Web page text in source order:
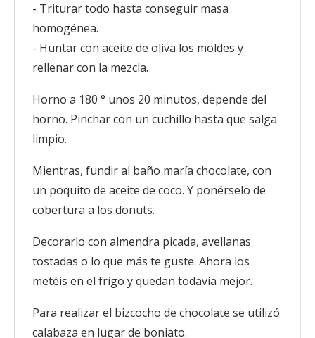
- Triturar todo hasta conseguir masa
homogénea.
- Huntar con aceite de oliva los moldes y
rellenar con la mezcla.
Horno a 180 ° unos 20 minutos, depende del
horno. Pinchar con un cuchillo hasta que salga
limpio.
Mientras, fundir al baño maría chocolate, con
un poquito de aceite de coco. Y ponérselo de
cobertura a los donuts.
Decorarlo con almendra picada, avellanas
tostadas o lo que más te guste. Ahora los
metéis en el frigo y quedan todavía mejor.
Para realizar el bizcocho de chocolate se utilizó
calabaza en lugar de boniato.